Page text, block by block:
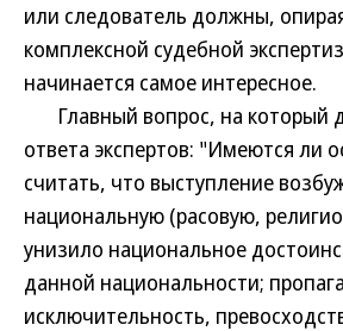
или следователь должны,
комплексной судебной
начинается самое интересное.
Главный вопрос, на который
ответа экспертов: "Имеются ли
считать, что выступление
национальную (расовую,
унизило национальное
данной национальности;
исключительность,